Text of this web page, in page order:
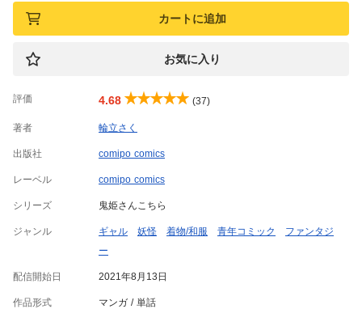
カートに追加
お気に入り
評価 4.68 (37)
著者 輪立さく
出版社 comipo comics
レーベル comipo comics
シリーズ 鬼姫さんこちら
ジャンル ギャル 妖怪 着物/和服 青年コミック
ファンタジ
ー
配信開始日 2021年8月13日
作品形式 マンガ 単話